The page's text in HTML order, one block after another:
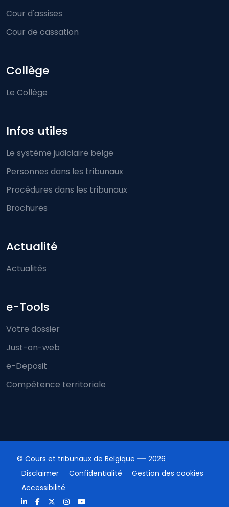
Cour d'assises
Cour de cassation
Collège
Le Collège
Infos utiles
Le système judiciaire belge
Personnes dans les tribunaux
Procédures dans les tribunaux
Brochures
Actualité
Actualités
e-Tools
Votre dossier
Just-on-web
e-Deposit
Compétence territoriale
© Cours et tribunaux de Belgique
2026
Disclaimer
Confidentialité
Gestion des cookies
Accessibilité